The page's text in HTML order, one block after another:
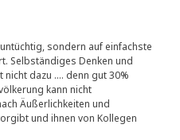
sondern auf einfachste
Selbständiges Denken und
nicht dazu …. denn gut 30%
kann nicht
Äußerlichkeiten und
und ihnen von Kollegen